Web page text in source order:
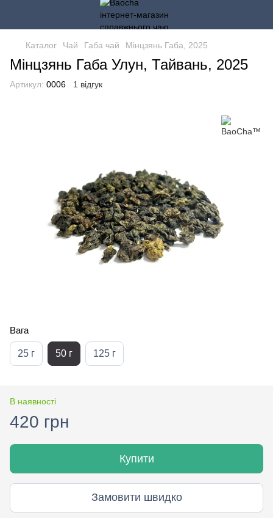
Каталог Чай Габа чай Мінцзянь Габа, 2025
Мінцзянь Габа Улун, Тайвань, 2025
Артикул: 0006 1 відгук
Вага
25 г 50 г 125 г
В наявності
420 грн
Купити
Замовити швидко